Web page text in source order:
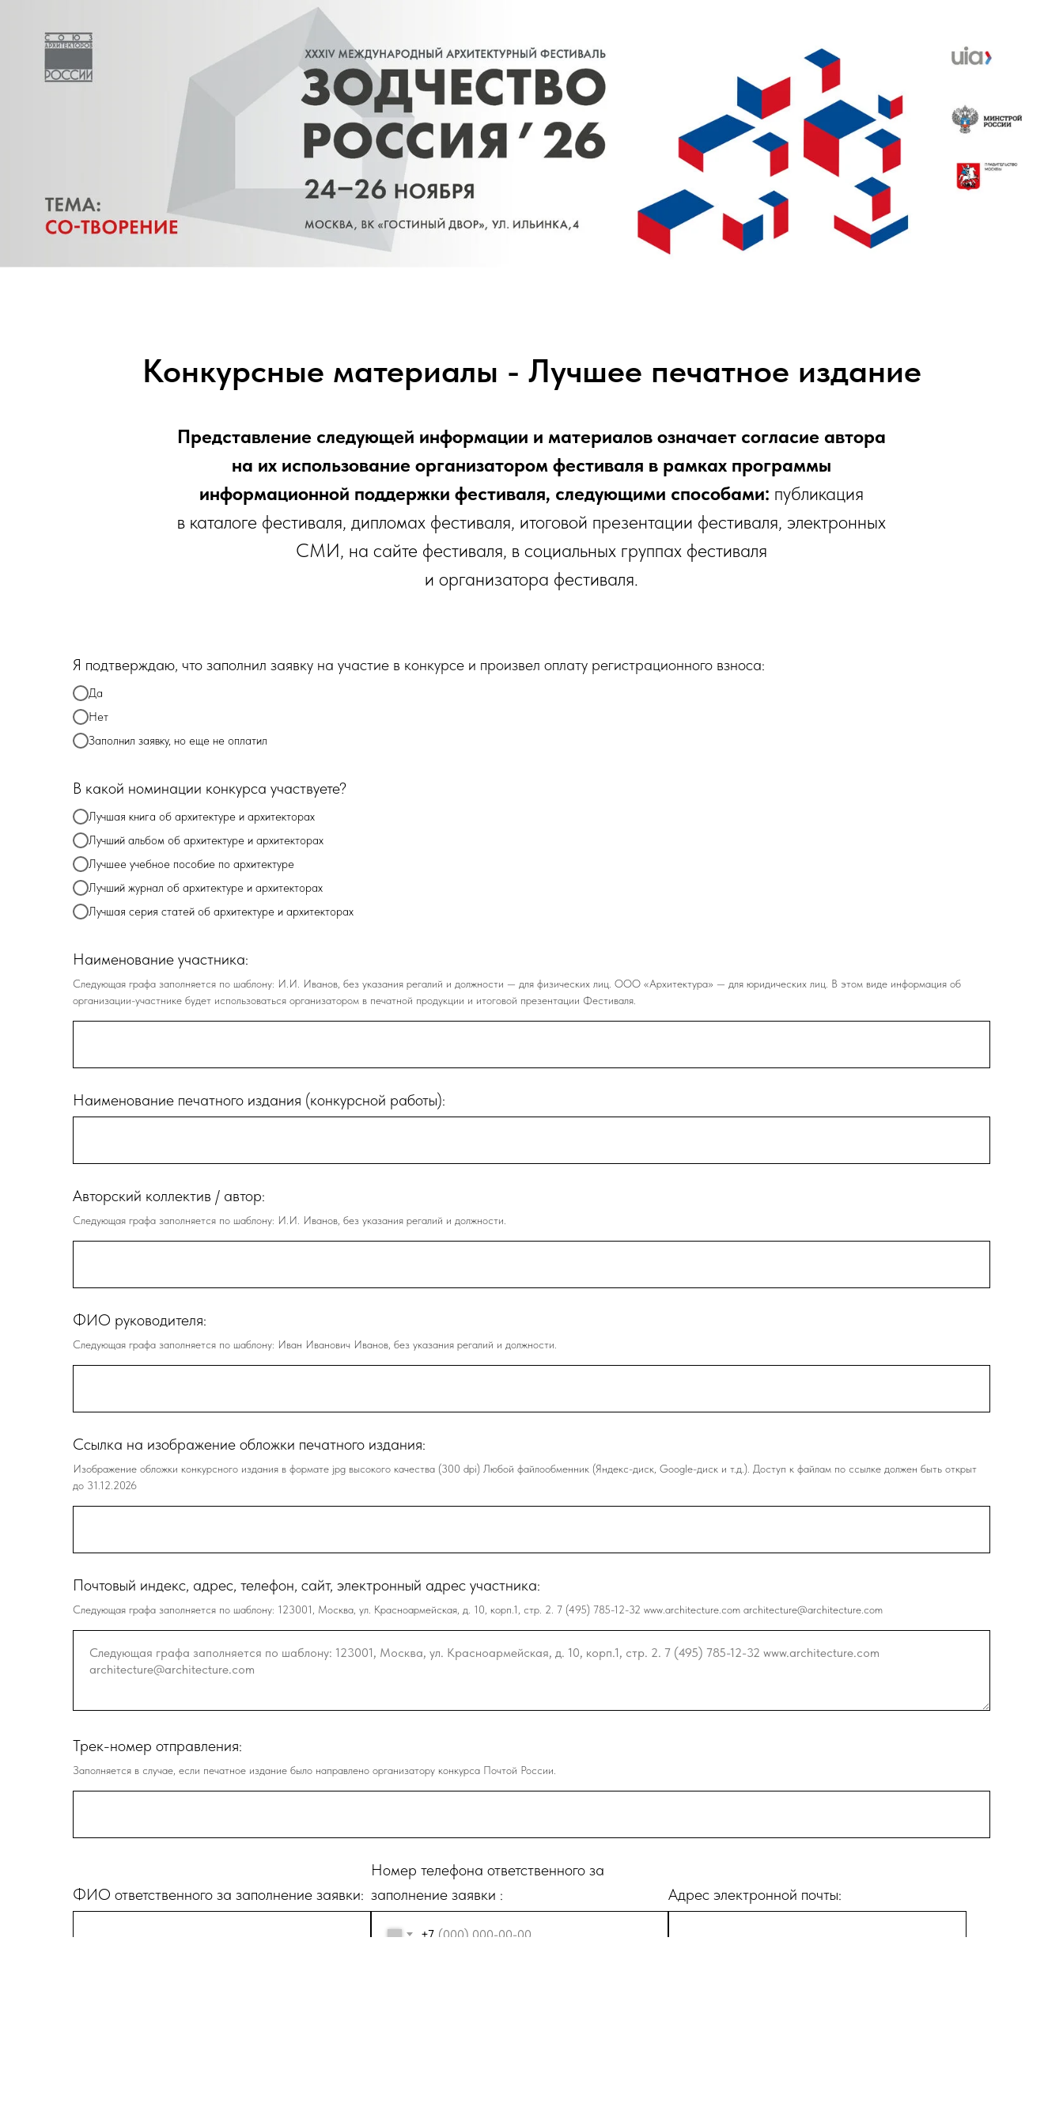
Конкурсные материалы - Лучшее печатное издание
Представление следующей информации и материалов означает согласие автора
на их использование организатором фестиваля в рамках программы
информационной поддержки фестиваля, следующими способами: публикация
в каталоге фестиваля, дипломах фестиваля, итоговой презентации фестиваля, электронных
СМИ, на сайте фестиваля, в социальных группах фестиваля
и организатора фестиваля.
Я подтверждаю, что заполнил заявку на участие в конкурсе и произвел оплату регистрационного взноса:
Да
Нет
Заполнил заявку, но еще не оплатил
В какой номинации конкурса участвуете?
Лучшая книга об архитектуре и архитекторах
Лучший альбом об архитектуре и архитекторах
Лучшее учебное пособие по архитектуре
Лучший журнал об архитектуре и архитекторах
Лучшая серия статей об архитектуре и архитекторах
Наименование участника:
Следующая графа заполняется по шаблону: И.И. Иванов, без указания регалий и должности — для физических лиц. ООО «Архитектура» — для юридических лиц. В этом виде информация об
организации-участнике будет использоваться организатором в печатной продукции и итоговой презентации Фестиваля.
Наименование печатного издания (конкурсной работы):
Авторский коллектив / автор:
Следующая графа заполняется по шаблону: И.И. Иванов, без указания регалий и должности.
ФИО руководителя:
Следующая графа заполняется по шаблону: Иван Иванович Иванов, без указания регалий и должности.
Ссылка на изображение обложки печатного издания:
Изображение обложки конкурсного издания в формате jpg высокого качества (300 dpi) Любой файлообменник (Яндекс-диск, Google-диск и т.д.). Доступ к файлам по ссылке должен быть открыт
до 31.12.2026
Почтовый индекс, адрес, телефон, сайт, электронный адрес участника:
Следующая графа заполняется по шаблону: 123001, Москва, ул. Красноармейская, д. 10, корп.1, стр. 2. 7 (495) 785-12-32 www.architecture.com architecture@architecture.com
Трек-номер отправления:
Заполняется в случае, если печатное издание было направлено организатору конкурса Почтой России.
ФИО ответственного за заполнение заявки:
Номер телефона ответственного за
заполнение заявки :
+7
Адрес электронной почты: